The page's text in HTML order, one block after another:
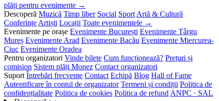
plăți pentru evenimente →
Descoperă Muzică Timp liber Social Sport Artă & Cultură
Conferințe Artiști Locații Toate evenimentele →
Evenimente pe orașe Evenimente București Evenimente Târgu
Mureș Evenimente Arad Evenimente Bacău Evenimente Miercurea-
Ciuc Evenimente Oradea
Pentru organizatori Vinde bilete Cum funcționează? Prețuri și
comision Sistem plăți Monez Contact organizatori
Suport Întrebări frecvente Contact Echipă Blog Hall of Fame
Autentificare în contul de organizator Termeni și condiții Politica de
confidențialitate Politica de cookies Politica de refund ANPC · SAL